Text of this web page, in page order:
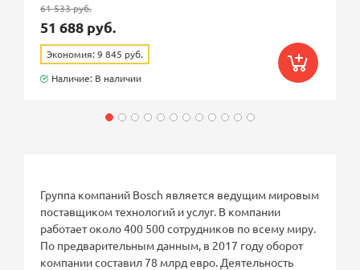
61 533 руб.
51 688 руб.
Экономия: 9 845 руб.
Наличие: В наличии
Группа компаний Bosch является ведущим мировым
поставщиком технологий и услуг. В компании
работает около 400 500 сотрудников по всему миру.
По предварительным данным, в 2017 году оборот
компании составил 78 млрд евро. Деятельность